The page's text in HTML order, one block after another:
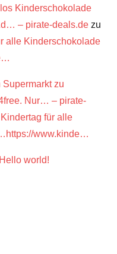
Kinderschokolade
– pirate-deals.de zu
alle Kinderschokolade
zu
Nur… – pirate-
für alle
www.kinde…
Hello world!